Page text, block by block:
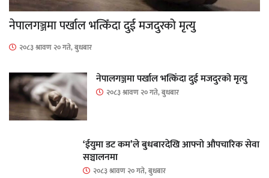
नेपालगञ्जमा पर्खाल भत्किँदा दुई मजदुरको मृत्यु
२०८३ श्रावण २० गते, बुधबार
नेपालगञ्जमा पर्खाल भत्किँदा दुई मजदुरको मृत्यु
२०८३ श्रावण २० गते, बुधबार
‘ईयुमा डट कम’ले बुधबारदेखि आफ्नो औपचारिक सेवा
सञ्चालनमा
२०८३ श्रावण २० गते, बुधबार